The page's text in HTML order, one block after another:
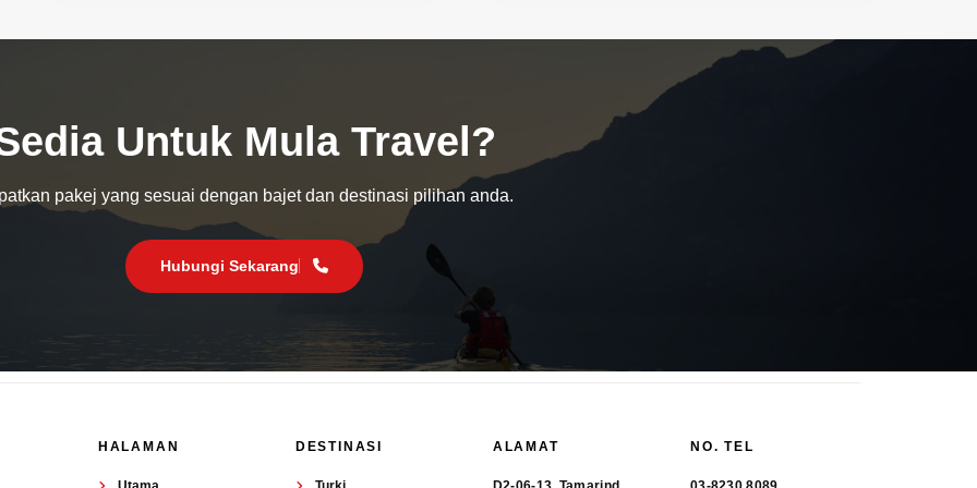
Untuk Mula Travel?
pakej yang sesuai dengan bajet dan destinasi pilihan anda.
Hubungi Sekarang
HALAMAN DESTINASI ALAMAT NO. TEL